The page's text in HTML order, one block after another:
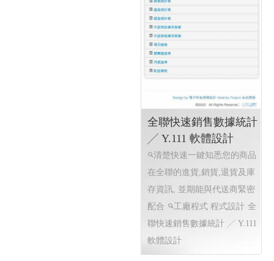
軟體設計 工廠ERP設計 Y.112